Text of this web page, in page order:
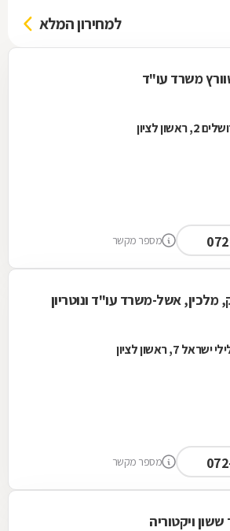
למחירון המלא
משרד עו"ד
2, ראשון לציון
מספר מקשר
מלכין, אשל-משרד עו"ד ונוטריון
ישראל 7, ראשון לציון
מספר מקשר
ויקטוריה